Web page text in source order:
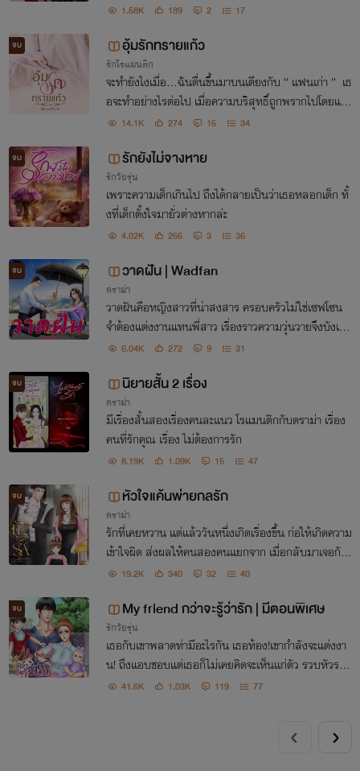
1.58K 189 2 17
จบ อุ้มรักทรายแก้ว
รักโรแมนติก
จะทำยังไงเมื่อ...ฉันตื่นขึ้นมาบนเตียงกับ “ แฟนเก่า ” เธ
อจะทำอย่างไรต่อไป เมื่อความบริสุทธิ์ถูกพรากไปโดยแฟ
นเก่าที่เธอคิดว่าชาตินี้ไม่ขอเจอหน้าเขาอีก
14.1K 274 15 34
จบ รักยังไม่จางหาย
รักวัยรุ่น
เพราะความเด็กเกินไป ถึงได้กลายเป็นว่าเธอหลอกเด็ก ทั้
งที่เด็กตั้งใจมายั่วต่างหากล่ะ
4.02K 266 3 36
จบ วาดฝัน | Wadfan
ดราม่า
วาดฝันคือหญิงสาวที่น่าสงสาร ครอบครัวไม่ใช่เซฟโซน
จำต้องแต่งงานแทนพี่สาว เรื่องราวความวุ่นวายจึงบังเกิด
ขึ้น เมื่อพี่สาวดันไปมีความสัมพันธ์กับคู่หมั้นของพี่สาวส
6.04K 272 9 31
จบ นิยายสั้น 2 เรื่อง
ดราม่า
มีเรื่องสั้นสองเรื่องคนละแนว โรแมนติกกับดราม่า เรื่อง
คนที่รักคุณ เรื่อง ไม่ต้องการรัก
8.19K 1.09K 15 47
จบ หัวใจแค้นพ่ายกลรัก
ดราม่า
รักที่เคยหวาน แต่แล้ววันหนึ่งเกิดเรื่องขึ้น ก่อให้เกิดความ
เข้าใจผิด ส่งผลให้คนสองคนแยกจาก เมื่อกลับมาเจอกัน
อีกครั้ง หนึ่งคนทำเหมือนไม่เคยรักกัน อีกคนจดจำไม่เคย
19.2K 340 32 40
จบ My friend กว่าจะรู้ว่ารัก | มีตอนพิเศษ
รักวัยรุ่น
เธอกับเขาพลาดท่ามีอะไรกัน เธอท้อง!เขากำลังจะแต่งงา
น! ถึงแอบชอบแต่เธอก็ไม่เคยคิดจะเห็นแก่ตัว รวบหัวรวบ
หางเขาหรอกเลยคิดจะเป็นแค่เเม่่เลี้ยงเดี่ยวแต่ครอบครัว
41.6K 1.03K 119 77